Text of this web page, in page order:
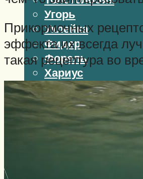
Угорь
Уклейка
Фидер
Форель
Хариус
Чавыча
Чехонь
Щука
Стерлядь
Прикормочных
эффекта их всегда
такая рецептура во